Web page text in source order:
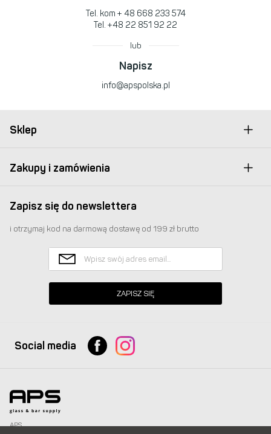
Tel. kom + 48 668 233 574
Tel. +48 22 851 92 22
lub
Napisz
info@apspolska.pl
Sklep
Zakupy i zamówienia
Zapisz się do newslettera
i otrzymaj kod na darmową dostawę od 199 zł brutto
ZAPISZ SIĘ
Social media
APS